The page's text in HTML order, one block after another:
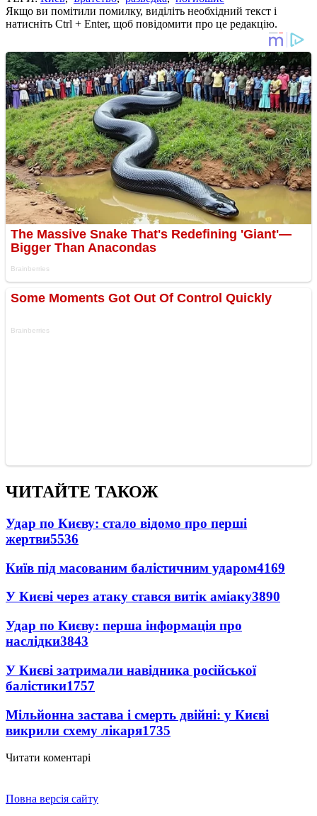
Якщо ви помітили помилку, виділіть необхідний текст і
натисніть Ctrl + Enter, щоб повідомити про це редакцію.
ЧИТАЙТЕ ТАКОЖ
Удар по Києву: стало відомо про перші
жертви5536
Київ під масованим балістичним ударом4169
У Києві через атаку стався витік аміаку3890
Удар по Києву: перша інформація про
наслідки3843
У Києві затримали навідника російської
балістики1757
Мільйонна застава і смерть двійні: у Києві
викрили схему лікаря1735
Читати коментарі
Повна версія сайту